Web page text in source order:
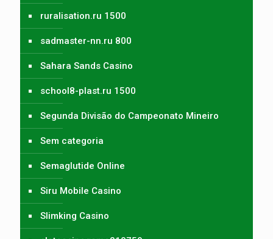
ruralisation.ru 1500
sadmaster-nn.ru 800
Sahara Sands Casino
school8-plast.ru 1500
Segunda Divisão do Campeonato Mineiro
Sem categoria
Semaglutide Online
Siru Mobile Casino
Slimking Casino